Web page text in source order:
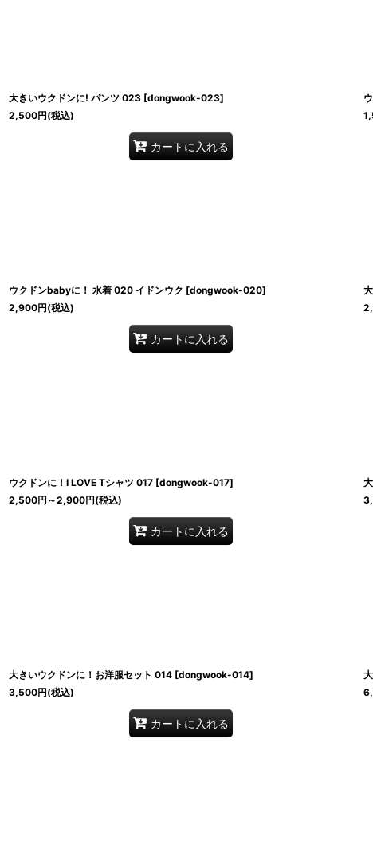
大きいウクドンに! パンツ 023 [dongwook-023]
2,500円(税込)
カートに入れる
ウクドンbabyに！ 水着 020 イドンウク [dongwook-020]
2,900円(税込)
カートに入れる
ウクドンに！I LOVE Tシャツ 017 [dongwook-017]
2,500円 ～2,900円(税込)
カートに入れる
大きいウクドンに！お洋服セット 014 [dongwook-014]
3,500円(税込)
カートに入れる